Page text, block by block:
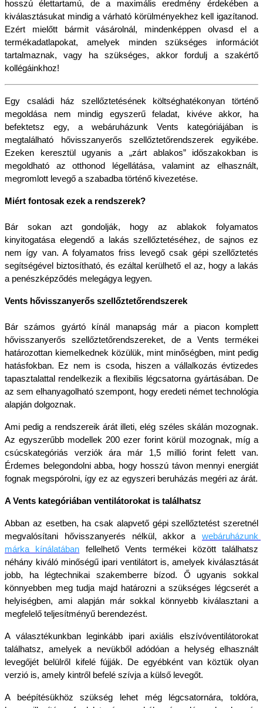
hosszú élettartamú, de a maximális eredmény érdekében a
kiválasztásukat mindig a várható körülményekhez kell igazítanod.
Ezért mielőtt bármit vásárolnál, mindenképpen olvasd el a
termékadatlapokat, amelyek minden szükséges információt
tartalmaznak, vagy ha szükséges, akkor fordulj a szakértő
kollégáinkhoz!
Egy családi ház szellőztetésének költséghatékonyan történő
megoldása nem mindig egyszerű feladat, kivéve akkor, ha
befektetsz egy, a webáruházunk Vents kategóriájában is
megtalálható hővisszanyerős szellőztetőrendszerek egyikébe.
Ezeken keresztül ugyanis a „zárt ablakos” időszakokban is
megoldható az otthonod légellátása, valamint az elhasznált,
megromlott levegő a szabadba történő kivezetése.
Miért fontosak ezek a rendszerek?
Bár sokan azt gondolják, hogy az ablakok folyamatos
kinyitogatása elegendő a lakás szellőztetéséhez, de sajnos ez
nem így van. A folyamatos friss levegő csak gépi szellőztetés
segítségével biztosítható, és ezáltal kerülhető el az, hogy a lakás
a penészképződés melegágya legyen.
Vents hővisszanyerős szellőztetőrendszerek
Bár számos gyártó kínál manapság már a piacon komplett
hővisszanyerős szellőztetőrendszereket, de a Vents termékei
határozottan kiemelkednek közülük, mint minőségben, mint pedig
hatásfokban. Ez nem is csoda, hiszen a vállalkozás évtizedes
tapasztalattal rendelkezik a flexibilis légcsatorna gyártásában. De
az sem elhanyagolható szempont, hogy eredeti német technológia
alapján dolgoznak.
Ami pedig a rendszereik árát illeti, elég széles skálán mozognak.
Az egyszerűbb modellek 200 ezer forint körül mozognak, míg a
csúcskategóriás verziók ára már 1,5 millió forint felett van.
Érdemes belegondolni abba, hogy hosszú távon mennyi energiát
fognak megspórolni, így ez az egyszeri beruházás megéri az árát.
A Vents kategóriában ventilátorokat is találhatsz
Abban az esetben, ha csak alapvető gépi szellőztetést szeretnél
megvalósítani hővisszanyerés nélkül, akkor a webáruházunk
márka kínálatában
fellelhető Vents termékei között találhatsz
néhány kiváló minőségű ipari ventilátort is, amelyek kiválasztását
jobb, ha légtechnikai szakemberre bízod. Ő ugyanis sokkal
könnyebben meg tudja majd határozni a szükséges légcserét a
helyiségben, ami alapján már sokkal könnyebb kiválasztani a
megfelelő teljesítményű berendezést.
A választékunkban leginkább ipari axiális elszívóventilátorokat
találhatsz, amelyek a nevükből adódóan a helység elhasznált
levegőjét belülről kifelé fújják. De egyébként van köztük olyan
verzió is, amely kintről befelé szívja a külső levegőt.
A beépítésükhöz szükség lehet még légcsatornára, toldóra,